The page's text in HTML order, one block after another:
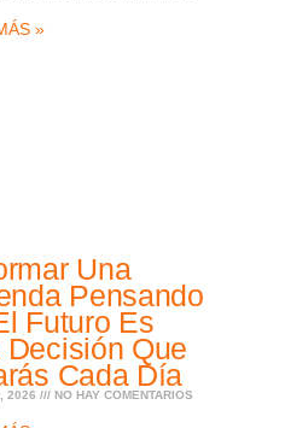
»
Una
Pensando
Futuro Es
Decisión Que
Cada Día
2026 NO HAY COMENTARIOS